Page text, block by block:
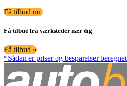
Få tilbud nu!
Få tilbud fra værksteder nær dig
Få tilbud »
*Sådan er priser og besparelser beregnet